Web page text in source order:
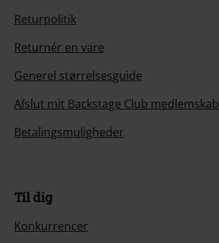
Returpolitik
Returnér en vare
Generel størrelsesguide
Afslut mit Backstage Club medlemskab
Betalingsmuligheder
Til dig
Konkurrencer